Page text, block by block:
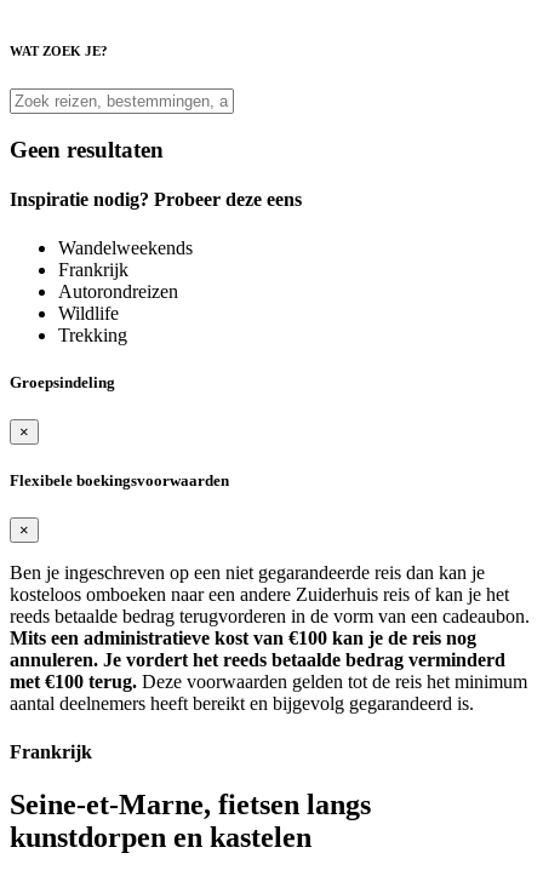
WAT ZOEK JE?
Geen resultaten
Inspiratie nodig? Probeer deze eens
Wandelweekends
Frankrijk
Autorondreizen
Wildlife
Trekking
Groepsindeling
×
Flexibele boekingsvoorwaarden
×
Ben je ingeschreven op een niet gegarandeerde reis dan kan je
kosteloos omboeken naar een andere Zuiderhuis reis of kan je het
reeds betaalde bedrag terugvorderen in de vorm van een cadeaubon.
Mits een administratieve kost van €100 kan je de reis nog
annuleren. Je vordert het reeds betaalde bedrag verminderd
met €100 terug. Deze voorwaarden gelden tot de reis het minimum
aantal deelnemers heeft bereikt en bijgevolg gegarandeerd is.
Frankrijk
Seine-et-Marne, fietsen langs
kunstdorpen en kastelen